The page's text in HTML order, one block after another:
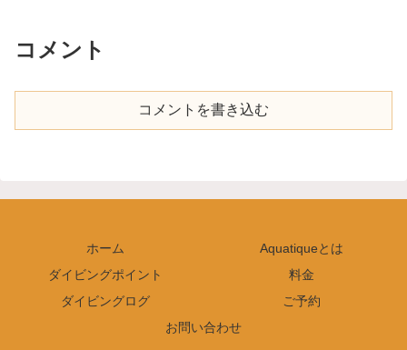
コメント
コメントを書き込む
ホーム
Aquatiqueとは
ダイビングポイント
料金
ダイビングログ
ご予約
お問い合わせ